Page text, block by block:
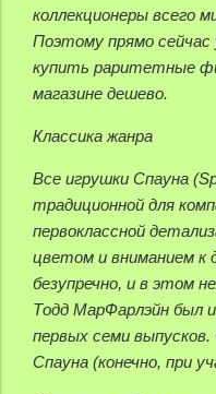
коллекционеры всего
Поэтому прямо
купить раритетные
магазине дешево.
Классика жанра
Все игрушки Спауна
традиционной для
первоклассной
цветом и вниманием к
безупречно, и в этом
Тодд МарФарлэйн был
первых семи
Спауна (конечно, при